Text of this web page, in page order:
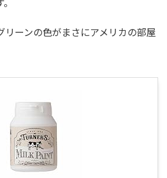
リーンの色がまさにアメリカの部屋